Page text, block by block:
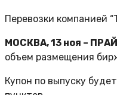
Перевозки компанией
МОСКВА, 13 ноя –
объем размещения
Купон по выпуску